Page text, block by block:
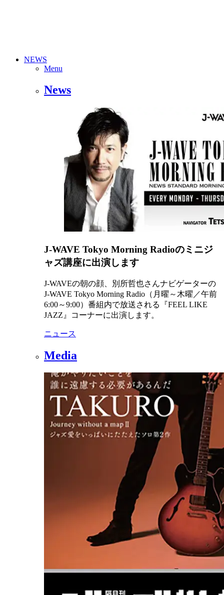
NEWS
Menu
News
J-WAVE Tokyo Morning Radioのミニジ
ャズ講座に出演します
J-WAVEの朝の顔、別所哲也さんナビゲーターの
J-WAVE Tokyo Morning Radio（月曜～木曜／午前
6:00～9:00）番組内で放送される『FEEL LIKE
JAZZ』コーナーに出演します。
ニュース
Media